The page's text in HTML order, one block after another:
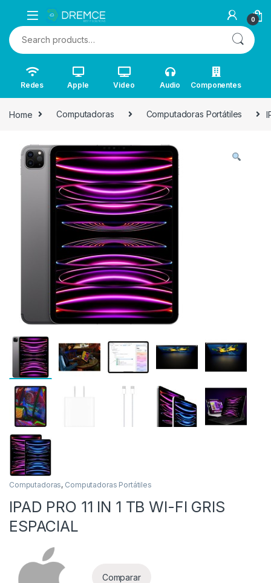
0
Search for:
Redes Apple Video Audio Componentes
Home Computadoras Computadoras Portátiles
Computadoras, Computadoras Portátiles
IPAD PRO 11 IN 1 TB WI-FI GRIS
ESPACIAL
Comparar